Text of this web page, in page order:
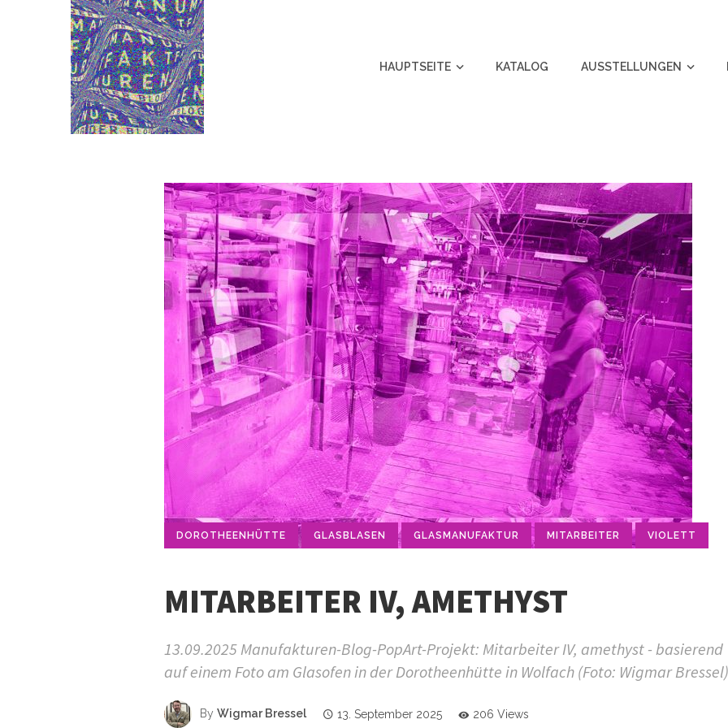
HAUPTSEITE KATALOG AUSSTELLUNGEN
DOROTHEENHÜTTE GLASBLASEN GLASMANUFAKTUR MITARBEITER VIOLETT
MITARBEITER IV, AMETHYST
13.09.2025 Manufakturen-Blog-PopArt-Projekt: Mitarbeiter IV, amethyst - basierend
auf einem Foto am Glasofen in der Dorotheenhütte in Wolfach (Foto: Wigmar Bressel)
By Wigmar Bressel 13. September 2025 206 Views